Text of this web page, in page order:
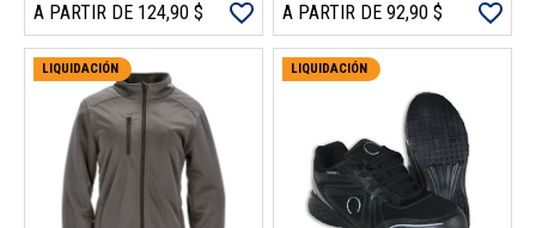
A PARTIR DE 124,90 $ A PARTIR DE 92,90 $
LIQUIDACIÓN LIQUIDACIÓN